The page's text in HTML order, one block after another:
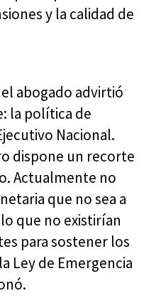
y la calidad de
abogado advirtió
la política de
Nacional.
dispone un recorte
Actualmente no
que no sea a
que no existirían
para sostener los
Ley de Emergencia